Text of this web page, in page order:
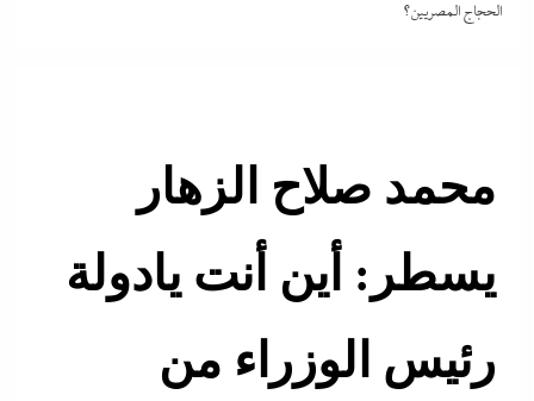
الحجاج المصريين؟
محمد صلاح الزهار
يسطر: أين أنت يادولة
رئيس الوزراء من